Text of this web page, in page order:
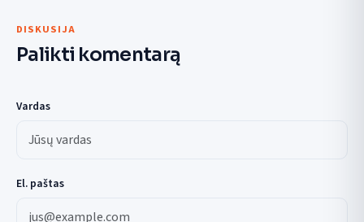
DISKUSIJA
Palikti komentarą
Vardas
El. paštas